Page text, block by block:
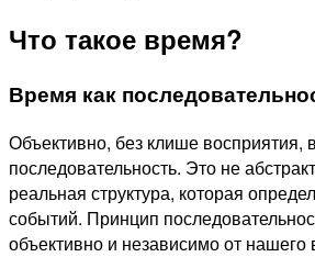
Что такое время?
Время как
Объективно, без клише восприятия,
последовательность. Это не
реальная структура, которая
событий. Принцип
объективно и независимо от нашего